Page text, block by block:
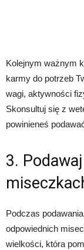
Kolejnym ważnym
karmy do potrzeb
wagi, aktywności
Skonsultuj się z
powinieneś
3.
Podczas
odpowiednich
wielkości, która